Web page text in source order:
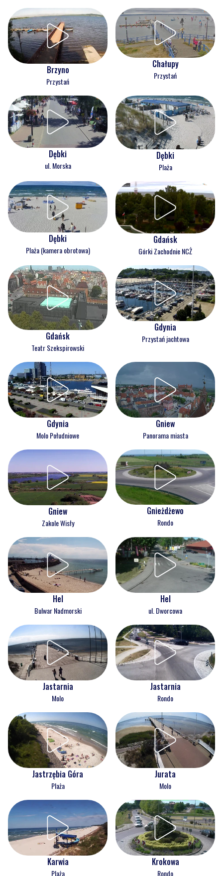
Brzyno
Przystań
Chałupy
Przystań
Dębki
ul. Morska
Dębki
Plaża
Dębki
Plaża (kamera obrotowa)
Gdańsk
Górki Zachodnie NCŻ
Gdańsk
Teatr Szekspirowski
Gdynia
Przystań jachtowa
Gdynia
Molo Południowe
Gniew
Panorama miasta
Gniew
Zakole Wisły
Gnieżdżewo
Rondo
Hel
Bulwar Nadmorski
Hel
ul. Dworcowa
Jastarnia
Molo
Jastarnia
Rondo
Jastrzębia Góra
Plaża
Jurata
Molo
Karwia
Plaża
Krokowa
Rondo